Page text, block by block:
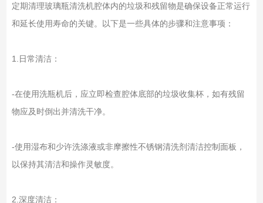
定期清理玻璃瓶清洗机腔体内的垃圾和残留物是确保设备正常运行
和延长使用寿命的关键。以下是一些具体的步骤和注意事项：
1.日常清洁：
-在使用洗瓶机后，应立即检查腔体底部的垃圾收集杯，如有残留
物应及时倒出并清洗干净。
-使用湿布和少许洗涤液或非摩擦性不锈钢清洗剂清洁控制面板，
以保持其清洁和操作灵敏度。
2.深度清洁：